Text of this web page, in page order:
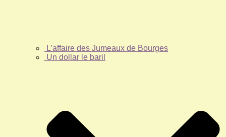
L’affaire des Jumeaux de Bourges
Un dollar le baril